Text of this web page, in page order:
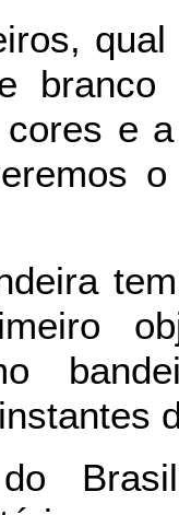
branco
e